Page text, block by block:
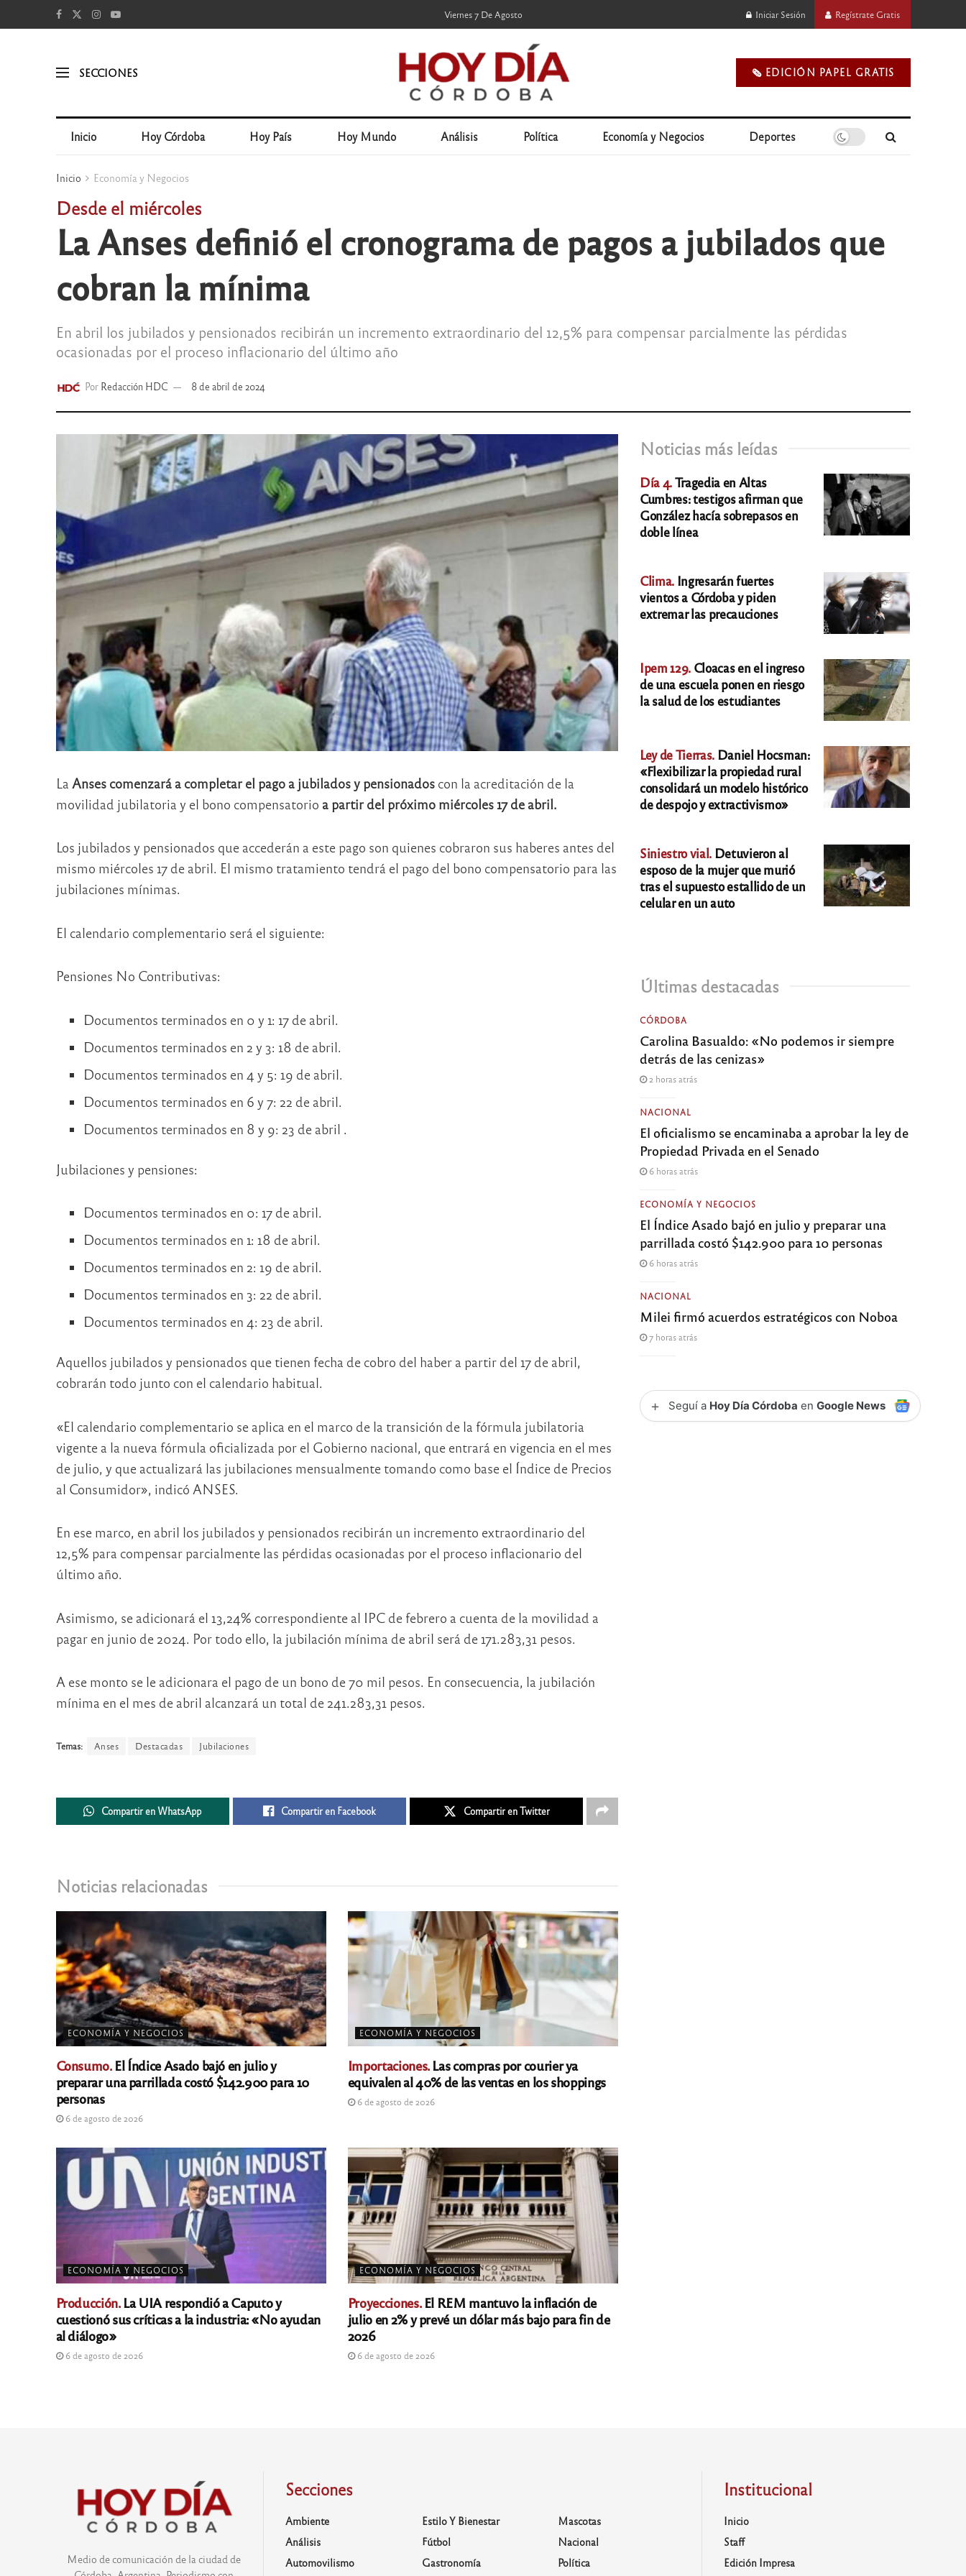
Viernes 7 De Agosto Iniciar Sesión Regístrate Gratis
SECCIONES 🗞️ EDICIÓN PAPEL GRATIS
Inicio Hoy Córdoba Hoy País Hoy Mundo Análisis Política Economía y Negocios Deportes
Inicio Economía y Negocios
Desde el miércoles
La Anses definió el cronograma de pagos a jubilados que
cobran la mínima
En abril los jubilados y pensionados recibirán un incremento extraordinario del 12,5% para compensar parcialmente las pérdidas
ocasionadas por el proceso inflacionario del último año
Por Redacción HDC 8 de abril de 2024
La Anses comenzará a completar el pago a jubilados y pensionadoscon la acreditación de la
movilidad jubilatoria y el bono compensatorio a partir del próximo miércoles 17 de abril.
Los jubilados y pensionados que accederán a este pago son quienes cobraron sus haberes antes del
mismo miércoles 17 de abril. El mismo tratamiento tendrá el pago del bono compensatorio para las
jubilaciones mínimas.
El calendario complementario será el siguiente:
Pensiones No Contributivas:
Documentos terminados en 0 y 1: 17 de abril.
Documentos terminados en 2 y 3: 18 de abril.
Documentos terminados en 4 y 5: 19 de abril.
Documentos terminados en 6 y 7: 22 de abril.
Documentos terminados en 8 y 9: 23 de abril .
Jubilaciones y pensiones:
Documentos terminados en 0: 17 de abril.
Documentos terminados en 1: 18 de abril.
Documentos terminados en 2: 19 de abril.
Documentos terminados en 3: 22 de abril.
Documentos terminados en 4: 23 de abril.
Aquellos jubilados y pensionados que tienen fecha de cobro del haber a partir del 17 de abril,
cobrarán todo junto con el calendario habitual.
«El calendario complementario se aplica en el marco de la transición de la fórmula jubilatoria
vigente a la nueva fórmula oficializada por el Gobierno nacional, que entrará en vigencia en el mes
de julio, y que actualizará las jubilaciones mensualmente tomando como base el Índice de Precios
al Consumidor», indicó ANSES.
En ese marco, en abril los jubilados y pensionados recibirán un incremento extraordinario del
12,5% para compensar parcialmente las pérdidas ocasionadas por el proceso inflacionario del
último año.
Asimismo, se adicionará el 13,24% correspondiente al IPC de febrero a cuenta de la movilidad a
pagar en junio de 2024. Por todo ello, la jubilación mínima de abril será de 171.283,31 pesos.
A ese monto se le adicionara el pago de un bono de 70 mil pesos. En consecuencia, la jubilación
mínima en el mes de abril alcanzará un total de 241.283,31 pesos.
Temas: Anses Destacadas Jubilaciones
Compartir en WhatsApp Compartir en Facebook Compartir en Twitter
Noticias relacionadas
ECONOMÍA Y NEGOCIOS
Consumo.El Índice Asado bajó en julio y
preparar una parrillada costó $142.900 para 10
personas
6 de agosto de 2026
ECONOMÍA Y NEGOCIOS
Importaciones.Las compras por courier ya
equivalen al 40% de las ventas en los shoppings
6 de agosto de 2026
ECONOMÍA Y NEGOCIOS
Producción.La UIA respondió a Caputo y
cuestionó sus críticas a la industria: «No ayudan
al diálogo»
6 de agosto de 2026
ECONOMÍA Y NEGOCIOS
Proyecciones.El REM mantuvo la inflación de
julio en 2% y prevé un dólar más bajo para fin de
2026
6 de agosto de 2026
Noticias más leídas
Día 4.Tragedia en Altas
Cumbres: testigos afirman que
González hacía sobrepasos en
doble línea
Clima. Ingresarán fuertes
vientos a Córdoba y piden
extremar las precauciones
Ipem 129. Cloacas en el ingreso
de una escuela ponen en riesgo
la salud de los estudiantes
Ley de Tierras. Daniel Hocsman:
«Flexibilizar la propiedad rural
consolidará un modelo histórico
de despojo y extractivismo»
Siniestro vial. Detuvieron al
esposo de la mujer que murió
tras el supuesto estallido de un
celular en un auto
Últimas destacadas
CÓRDOBA
Carolina Basualdo: «No podemos ir siempre
detrás de las cenizas»
2 horas atrás
NACIONAL
El oficialismo se encaminaba a aprobar la ley de
Propiedad Privada en el Senado
6 horas atrás
ECONOMÍA Y NEGOCIOS
El Índice Asado bajó en julio y preparar una
parrillada costó $142.900 para 10 personas
6 horas atrás
NACIONAL
Milei firmó acuerdos estratégicos con Noboa
7 horas atrás
+ Seguí a Hoy Día Córdoba enGoogle News
Medio de comunicación de la ciudad de
Secciones
Ambiente
Análisis
Automovilismo
Estilo Y Bienestar
Fútbol
Gastronomía
Mascotas
Nacional
Política
Institucional
Inicio
Staff
Edición Impresa